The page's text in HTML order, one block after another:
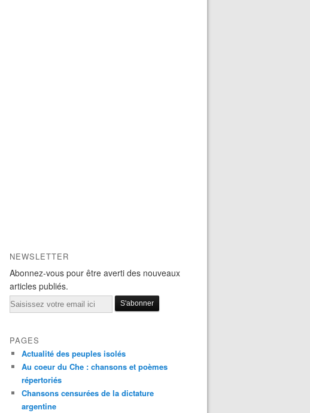
NEWSLETTER
Abonnez-vous pour être averti des nouveaux
articles publiés.
Email
PAGES
Actualité des peuples isolés
Au coeur du Che : chansons et poèmes
répertoriés
Chansons censurées de la dictature
argentine